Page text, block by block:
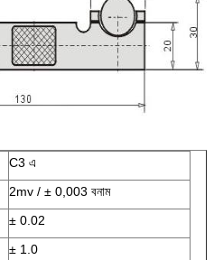
C3 এ
2mv / ± 0,003 বনাম
± 0.02
± 1.0